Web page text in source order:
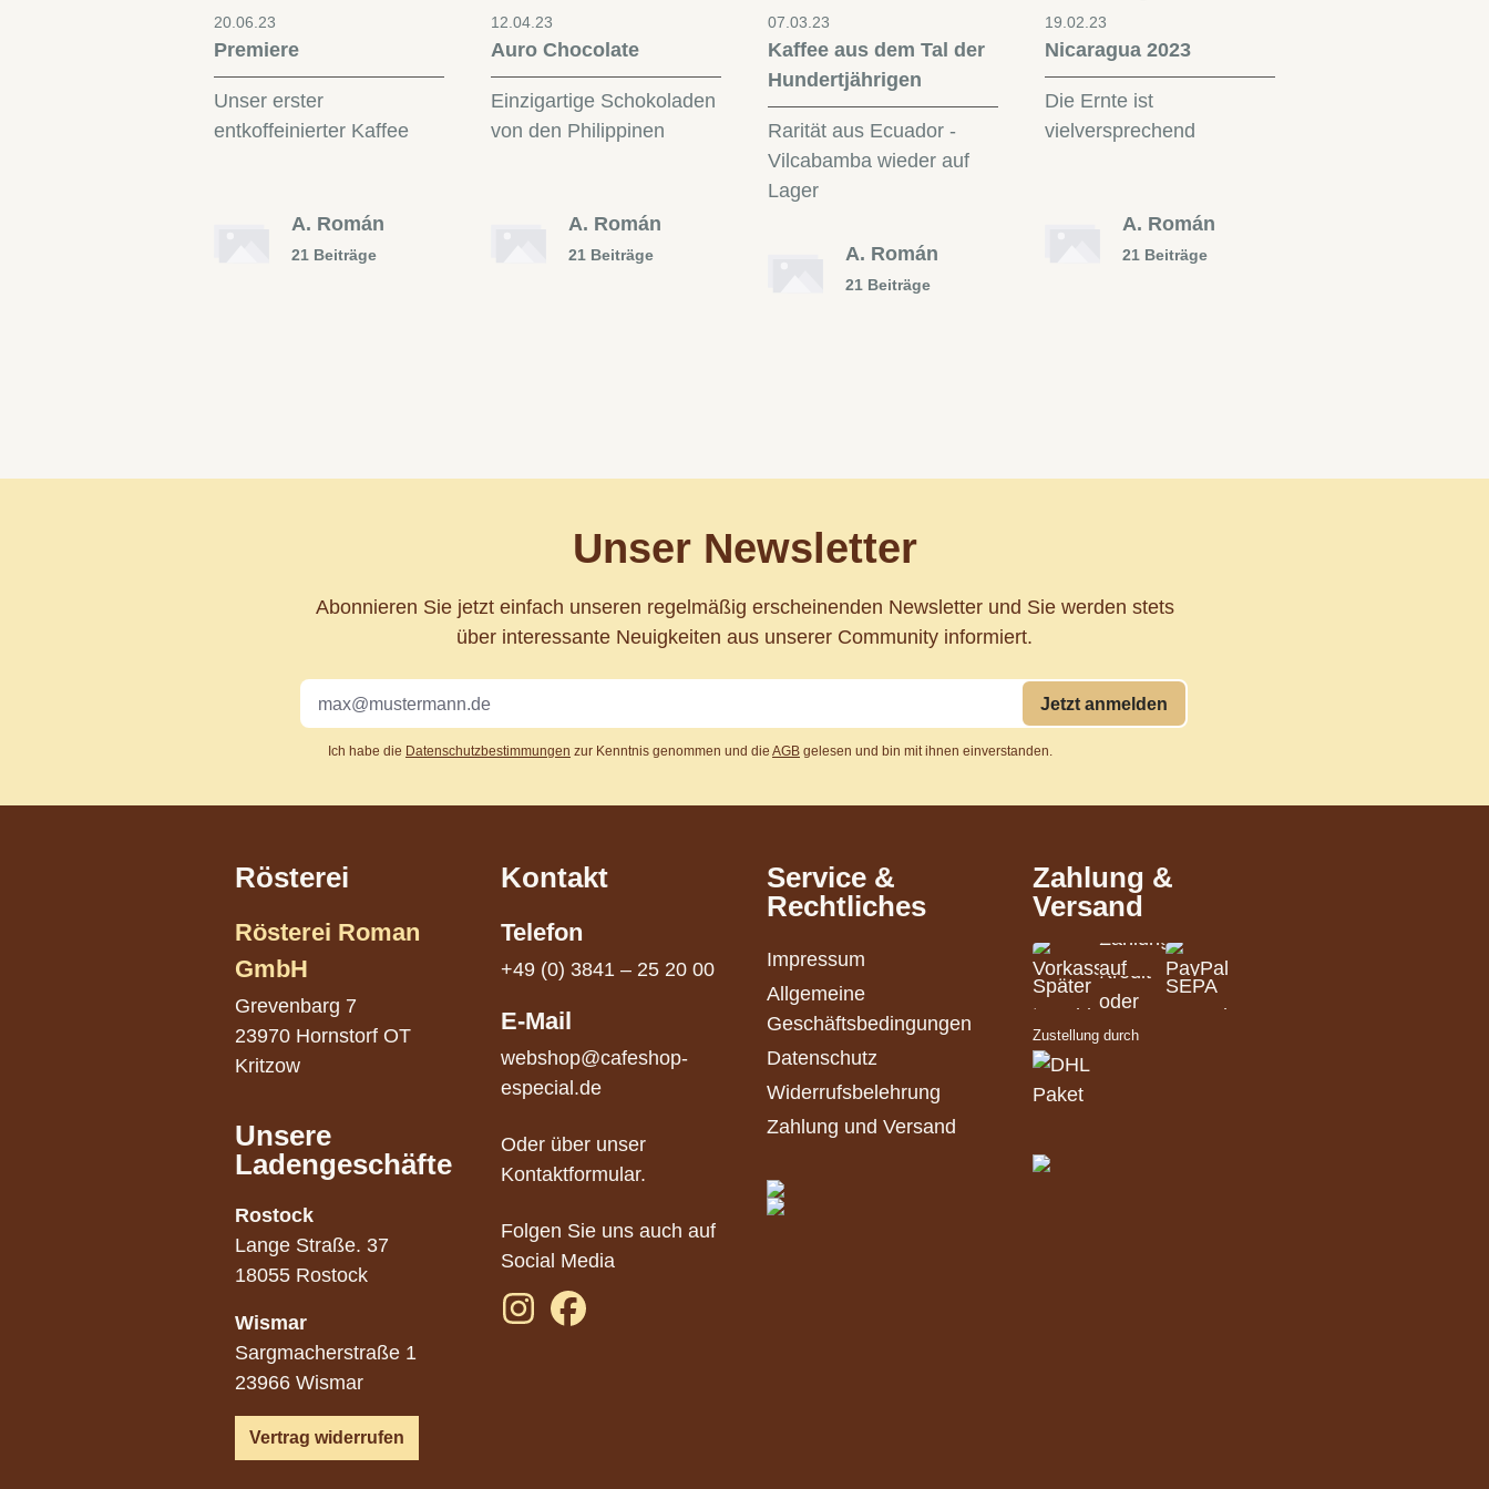
20.06.23
Premiere
Unser erster
entkoffeinierter Kaffee
A. Román
21 Beiträge
12.04.23
Auro Chocolate
Einzigartige Schokoladen
von den Philippinen
A. Román
21 Beiträge
07.03.23
Kaffee aus dem Tal der
Hundertjährigen
Rarität aus Ecuador -
Vilcabamba wieder auf
Lager
A. Román
21 Beiträge
19.02.23
Nicaragua 2023
Die Ernte ist
vielversprechend
A. Román
21 Beiträge
Unser Newsletter
Abonnieren Sie jetzt einfach unseren regelmäßig erscheinenden Newsletter und Sie werden stets
über interessante Neuigkeiten aus unserer Community informiert.
Jetzt anmelden
Ich habe die Datenschutzbestimmungen zur Kenntnis genommen und die AGB gelesen und bin mit ihnen einverstanden.
Rösterei
Rösterei Roman
GmbH
Grevenbarg 7
23970 Hornstorf OT
Kritzow
Unsere
Ladengeschäfte
Rostock
Lange Straße. 37
18055 Rostock
Wismar
Sargmacherstraße 1
23966 Wismar
Vertrag widerrufen
Kontakt
Telefon
+49 (0) 3841 – 25 20 00
E-Mail
webshop@cafeshop-
especial.de
Oder über unser
Kontaktformular.
Folgen Sie uns auch auf
Social Media
Service &
Rechtliches
Impressum
Allgemeine
Geschäftsbedingungen
Datenschutz
Widerrufsbelehrung
Zahlung und Versand
Zahlung &
Versand
Zustellung durch